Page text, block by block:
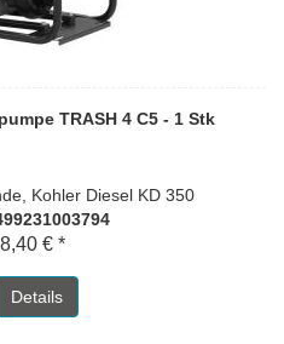
TRASH 4 C5 - 1 Stk
Kohler Diesel KD 350
€ *
Details